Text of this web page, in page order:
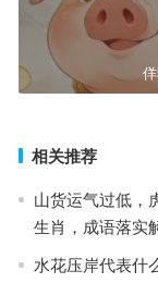
相关推荐
山货运气过低，
生肖，成语落实
水花压岸代表什